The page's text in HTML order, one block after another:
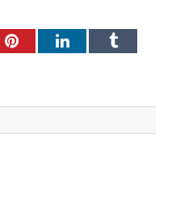
PinterestLinkedInTumblr